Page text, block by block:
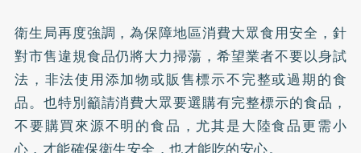
衛生局再度強調，為保障地區消費大眾食用安全，針
對市售違規食品仍將大力掃蕩，希望業者不要以身試
法，非法使用添加物或販售標示不完整或過期的食
品。也特別籲請消費大眾要選購有完整標示的食品，
不要購買來源不明的食品，尤其是大陸食品更需小
心，才能確保衛生安全，也才能吃的安心。